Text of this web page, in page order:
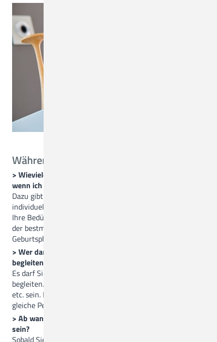
Während der Geburt
> Wieviele Zentimeter ist der Muttermund geöffnet,
wenn ich in den Kreißsaal komme?
Dazu gibt es keine genaue Vorgabe. Dies hängt immer vom
individuellen Geburtsverlauf ab. Wir werden daher auf
Ihre Bedürfnisse eingehen und gemeinsam mit Ihnen nach
der bestmöglichsten Unterstützung zur vorliegenden
Geburtsphase suchen.
> Wer darf mich während der Geburt im Kreißsaal
begleiten?
Es darf Sie eine Person Ihrer Wahl unter der Geburt
begleiten. Dies kann Ihr Partner, eine Freundin, Verwandte
etc. sein. Es darf Sie während der Geburt immer nur die
gleiche Person begleiten.
> Ab wann darf meine Begleitung bei der Geburt dabei
sein?